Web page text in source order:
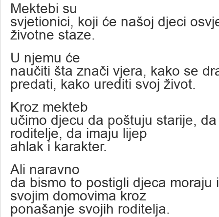
Mektebi su
svjetionici, koji će našoj djeci
životne staze.
U njemu će
naučiti šta znači vjera, kako se
predati, kako urediti svoj život.
Kroz mekteb
učimo djecu da poštuju starije,
roditelje, da imaju lijep
ahlak i karakter.
Ali naravno
da bismo to postigli djeca moraju
svojim domovima kroz
ponašanje svojih roditelja.